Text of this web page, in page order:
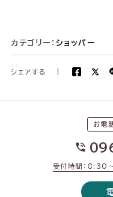
カテゴリー： ショッパー
シェアする
お電
受付時間：8:30